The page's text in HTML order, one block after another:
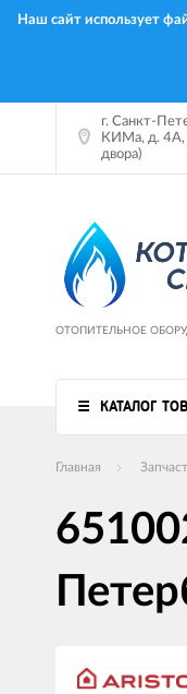
Наш сайт использует
г. Санкт-
КИМа, д. 4А,
двора)
ОТОПИТЕЛЬНОЕ
КАТАЛОГ
Главная